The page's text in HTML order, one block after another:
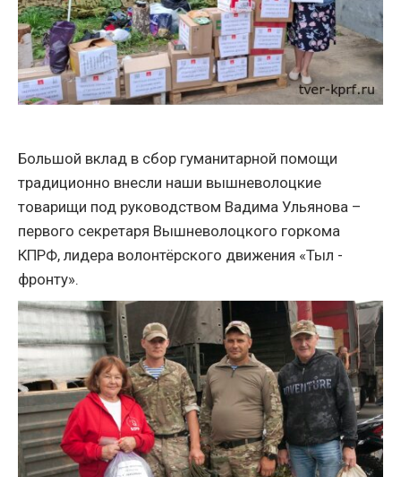
Большой вклад в сбор гуманитарной помощи
традиционно внесли наши вышневолоцкие
товарищи под руководством Вадима Ульянова –
первого секретаря Вышневолоцкого горкома
КПРФ, лидера волонтёрского движения «Тыл -
фронту».